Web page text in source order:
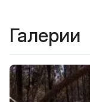
Галерии